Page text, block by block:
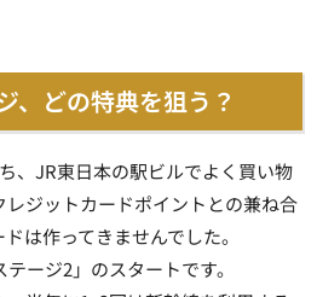
、どの特典を狙う？
、JR東日本の駅ビルでよく買い物
ジットカードポイントとの兼ね合
は作ってきませんでした。
ージ2」のスタートです。